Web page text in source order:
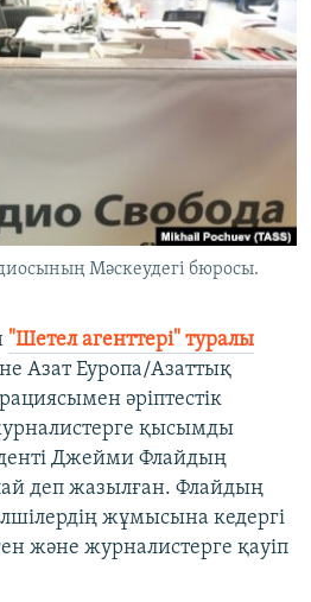
Мәскеудегі бюросы.
"Шетел агенттері" туралы
Азат Еуропа/Азаттық
әріптестік
қысымды
Джейми Флайдың
деп жазылған. Флайдың
жұмысына кедергі
және журналистерге қауіп